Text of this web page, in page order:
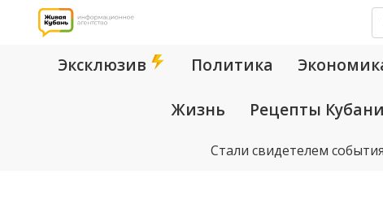
Эксклюзив Политика
Жизнь Рецепты Кубани
Стали свидетелем